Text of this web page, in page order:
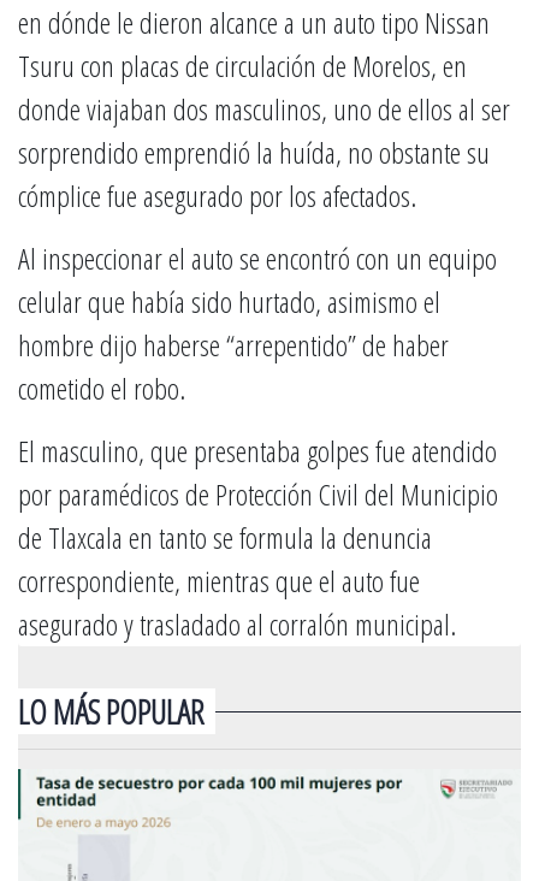
en dónde le dieron alcance a un auto tipo Nissan
Tsuru con placas de circulación de Morelos, en
donde viajaban dos masculinos, uno de ellos al ser
sorprendido emprendió la huída, no obstante su
cómplice fue asegurado por los afectados.
Al inspeccionar el auto se encontró con un equipo
celular que había sido hurtado, asimismo el
hombre dijo haberse “arrepentido” de haber
cometido el robo.
El masculino, que presentaba golpes fue atendido
por paramédicos de Protección Civil del Municipio
de Tlaxcala en tanto se formula la denuncia
correspondiente, mientras que el auto fue
asegurado y trasladado al corralón municipal.
LO MÁS POPULAR